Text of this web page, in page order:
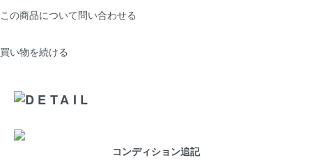
この商品について問い合わせる
買い物を続ける
コンディション追記